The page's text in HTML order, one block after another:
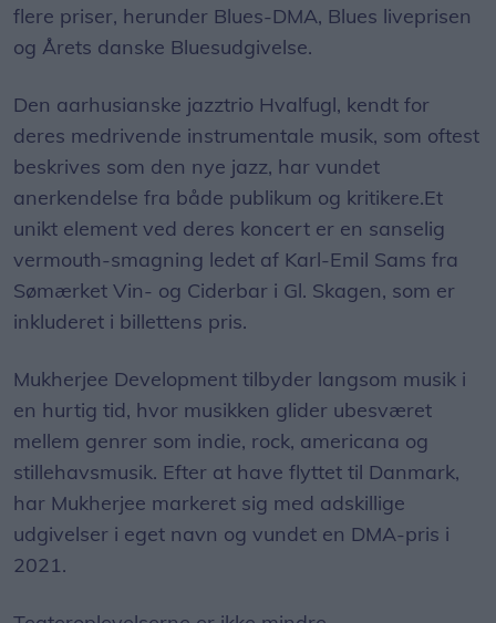
flere priser, herunder Blues-DMA, Blues liveprisen
og Årets danske Bluesudgivelse.
Den aarhusianske jazztrio Hvalfugl, kendt for
deres medrivende instrumentale musik, som oftest
beskrives som den nye jazz, har vundet
anerkendelse fra både publikum og kritikere.Et
unikt element ved deres koncert er en sanselig
vermouth-smagning ledet af Karl-Emil Sams fra
Sømærket Vin- og Ciderbar i Gl. Skagen, som er
inkluderet i billettens pris.
Mukherjee Development tilbyder langsom musik i
en hurtig tid, hvor musikken glider ubesværet
mellem genrer som indie, rock, americana og
stillehavsmusik. Efter at have flyttet til Danmark,
har Mukherjee markeret sig med adskillige
udgivelser i eget navn og vundet en DMA-pris i
2021.